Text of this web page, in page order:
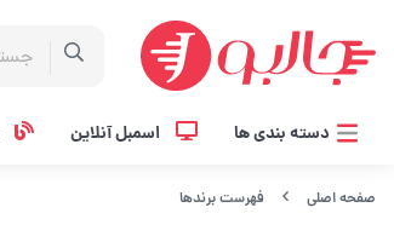
دسته بندی ها اسمبل آنلاین
صفحه اصلی فهرست برندها